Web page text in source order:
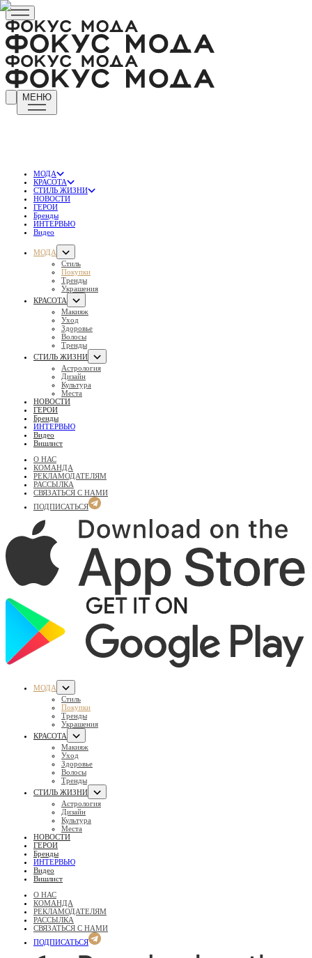
МЕНЮ
МОДА
КРАСОТА
СТИЛЬ ЖИЗНИ
НОВОСТИ
ГЕРОИ
Бренды
ИНТЕРВЬЮ
Видео
МОДА
Стиль
Покупки
Тренды
Украшения
КРАСОТА
Макияж
Уход
Здоровье
Волосы
Тренды
СТИЛЬ ЖИЗНИ
Астрология
Дизайн
Культура
Места
НОВОСТИ
ГЕРОИ
Бренды
ИНТЕРВЬЮ
Видео
Вишлист
О НАС
КОМАНДА
РЕКЛАМОДАТЕЛЯМ
РАССЫЛКА
СВЯЗАТЬСЯ С НАМИ
ПОДПИСАТЬСЯ
МОДА
Стиль
Покупки
Тренды
Украшения
КРАСОТА
Макияж
Уход
Здоровье
Волосы
Тренды
СТИЛЬ ЖИЗНИ
Астрология
Дизайн
Культура
Места
НОВОСТИ
ГЕРОИ
Бренды
ИНТЕРВЬЮ
Видео
Вишлист
О НАС
КОМАНДА
РЕКЛАМОДАТЕЛЯМ
РАССЫЛКА
СВЯЗАТЬСЯ С НАМИ
ПОДПИСАТЬСЯ